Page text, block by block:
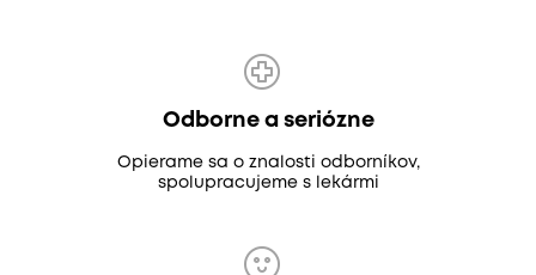
Odborne a seriózne
Opierame sa o znalosti odborníkov,
spolupracujeme s lekármi